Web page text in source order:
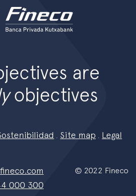
are
objectives
Site map
Legal
000 300
© 2022 Fineco